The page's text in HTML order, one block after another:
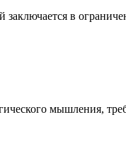
в
мышления,